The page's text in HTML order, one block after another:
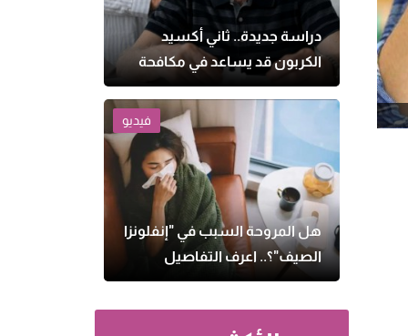
دراسة جديدة.. ثاني أكسيد
الكربون قد يساعد في مكافحة
الزهايمر
فيديو
هل المروحة السبب في "إنفلونزا
الصيف"؟.. اعرف التفاصيل